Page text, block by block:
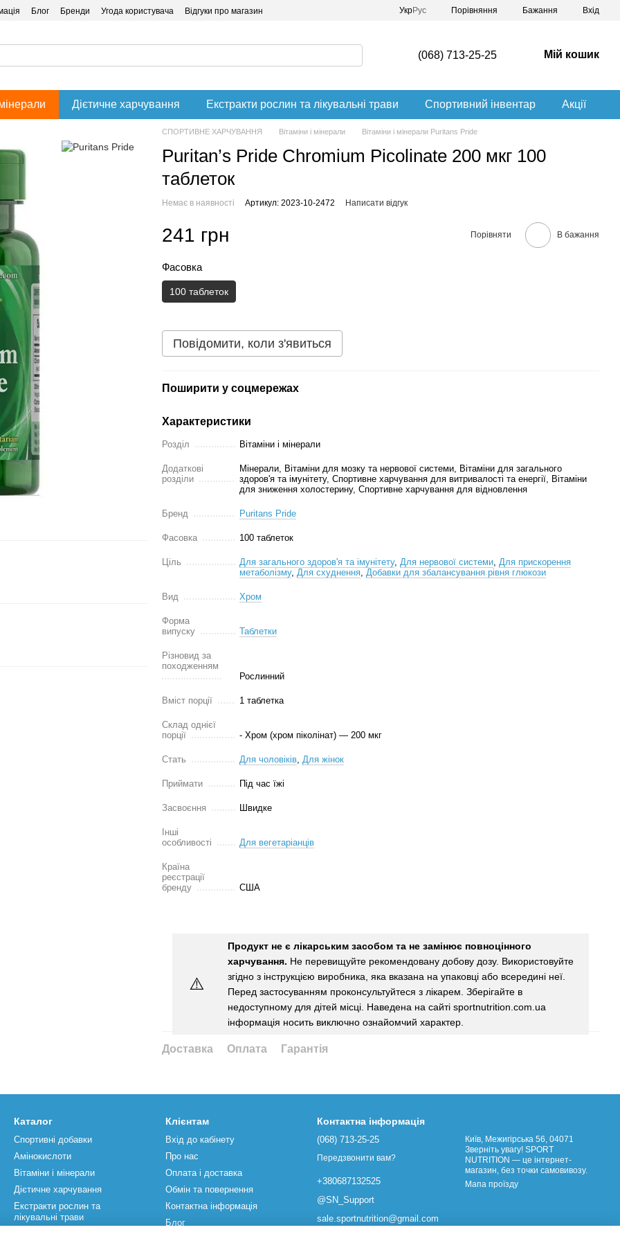
Блог Бренди Угода користувача Відгуки про магазин УкрРус Порівняння Бажання Вхід
(068) 713-25-25 Мій кошик
Дієтичне харчування Екстракти рослин та лікувальні трави Спортивний інвентар Акції
СПОРТИВНЕ ХАРЧУВАННЯ Вітаміни і мінерали Вітаміни і мінерали Puritans Pride
Puritan’s Pride Chromium Picolinate 200 мкг 100
таблеток
Немає в наявності Артикул: 2023-10-2472 Написати відгук
241 грн Порівняти В бажання
Фасовка
100 таблеток
Повідомити, коли з'явиться
Поширити у соцмережах
Характеристики
Розділ Вітаміни і мінерали
Додаткові
розділи
Мінерали, Вітаміни для мозку та нервової системи, Вітаміни для загального
здоров'я та імунітету, Спортивне харчування для витривалості та енергії, Вітаміни
для зниження холостерину, Спортивне харчування для відновлення
Бренд Puritans Pride
Фасовка 100 таблеток
Ціль Для загального здоров'я та імунітету, Для нервової системи, Для прискорення
метаболізму, Для схуднення, Добавки для збалансування рівня глюкози
Вид Хром
Форма
випуску
Таблетки
Різновид за
походженням
Рослинний
Вміст порції 1 таблетка
Склад однієї
порції
- Хром (хром піколінат) — 200 мкг
Стать Для чоловіків, Для жінок
Приймати Під час їжі
Засвоєння Швидке
Інші
особливості
Для вегетаріанців
Країна
реєстрації
бренду
США
⚠️
Продукт не є лікарським засобом та не замінює повноцінного
харчування. Не перевищуйте рекомендовану добову дозу. Використовуйте
згідно з інструкцією виробника, яка вказана на упаковці або всередині неї.
Перед застосуванням проконсультуйтеся з лікарем. Зберігайте в
недоступному для дітей місці. Наведена на сайті sportnutrition.com.ua
інформація носить виключно ознайомчий характер.
Доставка Оплата Гарантія
Каталог
Спортивні добавки
Амінокислоти
Вітаміни і мінерали
Дієтичне харчування
Екстракти рослин та
лікувальні трави
Клієнтам
Вхід до кабінету
Про нас
Оплата і доставка
Обмін та повернення
Контактна інформація
Блог
Контактна інформація
(068) 713-25-25
Передзвонити вам?
+380687132525
@SN_Support
sale.sportnutrition@gmail.com
Київ, Межигірська 56, 04071
Зверніть увагу! SPORT
NUTRITION — це інтернет-
магазин, без точки самовивозу.
Мапа проїзду